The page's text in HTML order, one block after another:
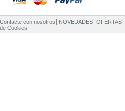
Contacte con nosotros NOVEDADES OFERTAS
de Cookies